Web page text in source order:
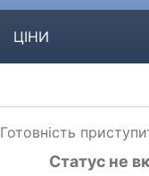
ЦІНИ
Готовність
Статус не